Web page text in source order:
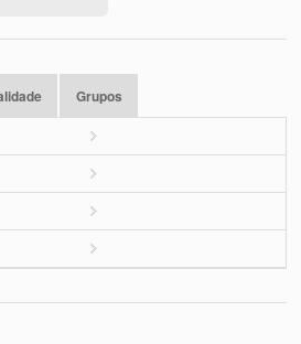
Grupos